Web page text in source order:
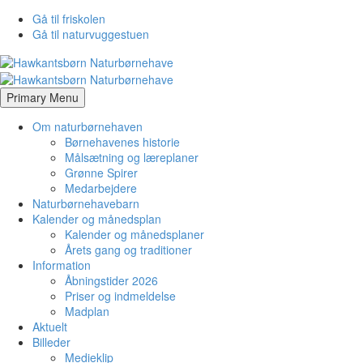
Gå til friskolen
Gå til naturvuggestuen
Primary Menu
Om naturbørnehaven
Børnehavenes historie
Målsætning og læreplaner
Grønne Spirer
Medarbejdere
Naturbørnehavebarn
Kalender og månedsplan
Kalender og månedsplaner
Årets gang og traditioner
Information
Åbningstider 2026
Priser og indmeldelse
Madplan
Aktuelt
Billeder
Medieklip